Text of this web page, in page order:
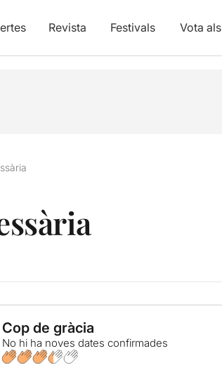
Revista Festivals Vota
Cop de gràcia
No hi ha noves dates confirmades